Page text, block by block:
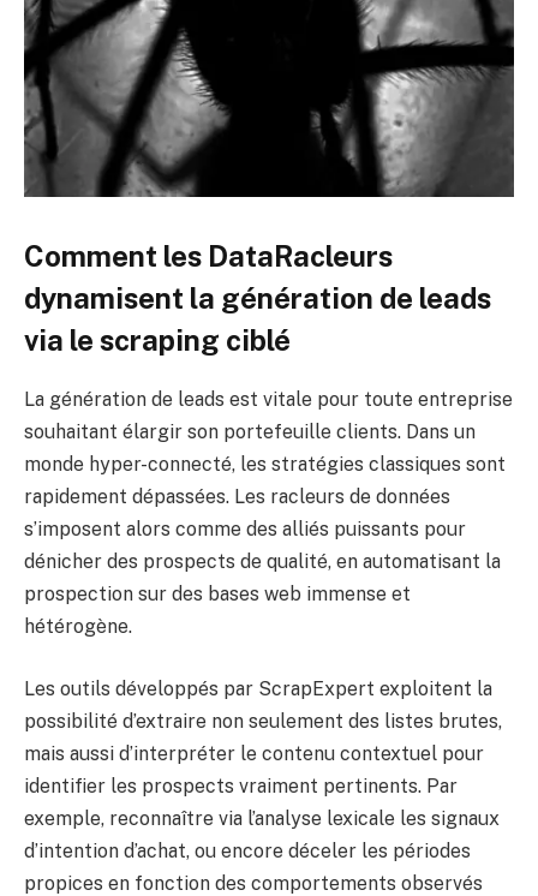
Comment les DataRacleurs
dynamisent la génération de leads
via le scraping ciblé
La génération de leads est vitale pour toute entreprise
souhaitant élargir son portefeuille clients. Dans un
monde hyper-connecté, les stratégies classiques sont
rapidement dépassées. Les racleurs de données
s’imposent alors comme des alliés puissants pour
dénicher des prospects de qualité, en automatisant la
prospection sur des bases web immense et
hétérogène.
Les outils développés par ScrapExpert exploitent la
possibilité d’extraire non seulement des listes brutes,
mais aussi d’interpréter le contenu contextuel pour
identifier les prospects vraiment pertinents. Par
exemple, reconnaître via l’analyse lexicale les signaux
d’intention d’achat, ou encore déceler les périodes
propices en fonction des comportements observés